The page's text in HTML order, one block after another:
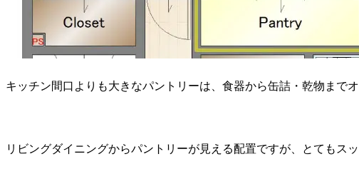
キッチン間口よりも大きなパントリーは、食器から缶詰・乾物まで
リビングダイニングからパントリーが見える配置ですが、とてもス